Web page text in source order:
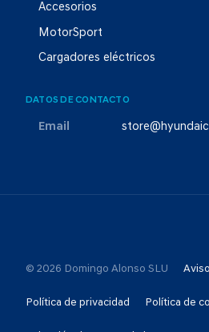
Accesorios
MotorSport
Cargadores eléctricos
DATOS DE CONTACTO
Email
© 2026 Domingo Alonso SLU
Política de privacidad Política de